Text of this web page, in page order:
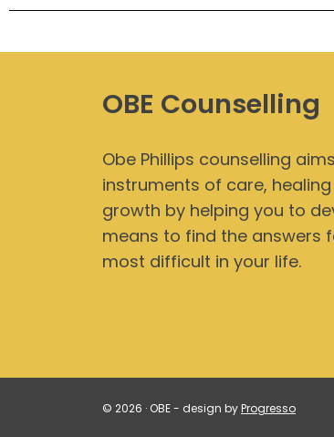
OBE Counselling
Obe Phillips counselling
instruments of care,
growth by helping you to
means to find the answers
most difficult in your life.
© 2026 · OBE - design byProgresso